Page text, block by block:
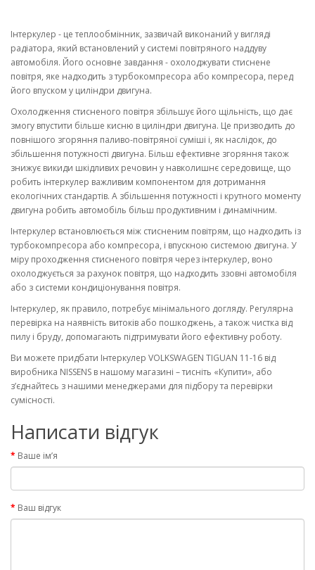
Інтеркулер - це теплообмінник, зазвичай виконаний у вигляді
радіатора, який встановлений у системі повітряного наддуву
автомобіля. Його основне завдання - охолоджувати стиснене
повітря, яке надходить з турбокомпресора або компресора, перед
його впуском у циліндри двигуна.
Охолодження стисненого повітря збільшує його щільність, що дає
змогу впустити більше кисню в циліндри двигуна. Це призводить до
повнішого згоряння паливо-повітряної суміші і, як наслідок, до
збільшення потужності двигуна. Більш ефективне згоряння також
знижує викиди шкідливих речовин у навколишнє середовище, що
робить інтеркулер важливим компонентом для дотримання
екологічних стандартів. А збільшення потужності і крутного моменту
двигуна робить автомобіль більш продуктивним і динамічним.
Інтеркулер встановлюється між стисненим повітрям, що надходить із
турбокомпресора або компресора, і впускною системою двигуна. У
міру проходження стисненого повітря через інтеркулер, воно
охолоджується за рахунок повітря, що надходить ззовні автомобіля
або з системи кондиціонування повітря.
Інтеркулер, як правило, потребує мінімального догляду. Регулярна
перевірка на наявність витоків або пошкоджень, а також чистка від
пилу і бруду, допомагають підтримувати його ефективну роботу.
Ви можете придбати Інтеркулер VOLKSWAGEN TIGUAN 11-16 від
виробника NISSENS в нашому магазині – тисніть «Купити», або
з’єднайтесь з нашими менеджерами для підбору та перевірки
сумісності.
Написати відгук
Ваше ім’я
Ваш відгук